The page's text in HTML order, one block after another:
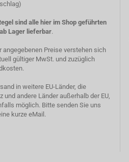
sind alle hier im Shop geführten
Lager lieferbar.
angegebenen Preise verstehen sich
gültiger MwSt. und zuzüglich
in weitere EU-Länder, die
und andere Länder außerhalb der EU,
möglich. Bitte senden Sie uns
kurze eMail.